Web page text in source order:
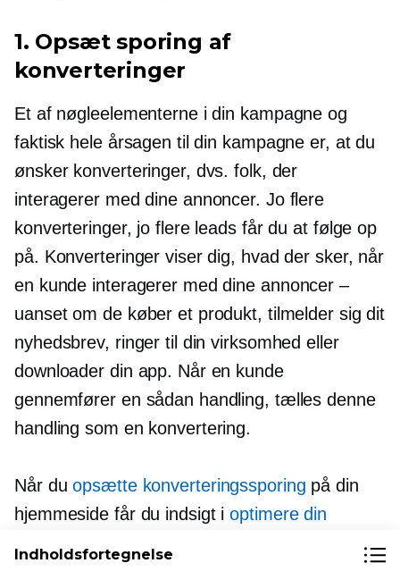
1. Opsæt sporing af
konverteringer
Et af nøgleelementerne i din kampagne og
faktisk hele årsagen til din kampagne er, at du
ønsker konverteringer, dvs. folk, der
interagerer med dine annoncer. Jo flere
konverteringer, jo flere leads får du at følge op
på. Konverteringer viser dig, hvad der sker, når
en kunde interagerer med dine annoncer –
uanset om de køber et produkt, tilmelder sig dit
nyhedsbrev, ringer til din virksomhed eller
downloader din app. Når en kunde
gennemfører en sådan handling, tælles denne
handling som en konvertering.
Når duopsætte konverteringssporing på din
hjemmeside får du indsigt ioptimere din
. Med andre ord, reagerer
Indholdsfortegnelse